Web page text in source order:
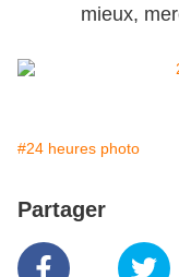
mieux,
#24 heures photo
Partager